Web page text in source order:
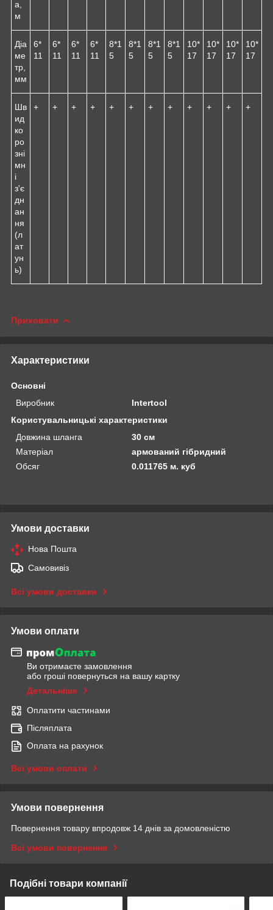
а,
м
Діа
ме
тр,
мм
6*
11
6*
11
6*
11
6*
11
8*1
5
8*1
5
8*1
5
8*1
5
10*
17
10*
17
10*
17
10*
17
Шв
ид
ко
ро
зні
мн
і
з'є
дн
ан
ня
(л
ат
ун
ь)
+ + + + + + + + + + + +
Приховати
Характеристики
Основні
Виробник
Intertool
Користувальницькі характеристики
Довжина шланга
30 см
Матеріал
армований гібридний
Обсяг
0.011765 м. куб
Умови доставки
Нова Пошта
Самовивіз
Всі умови доставки
Умови оплати
Ви отримаєте замовлення
або гроші повернуться на вашу картку
Детальніше
Оплатити частинами
Післяплата
Оплата на рахунок
Всі умови оплати
Умови повернення
Повернення товару впродовж 14 днів за домовленістю
Всі умови повернення
Подібні товари компанії